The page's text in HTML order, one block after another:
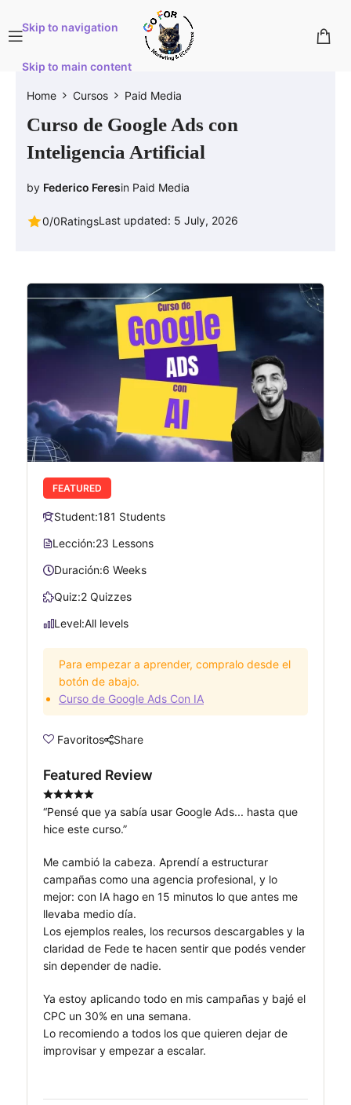
Skip to navigation
Skip to main content
Home Cursos Paid Media
Curso de Google Ads con
Inteligencia Artificial
by Federico Feresin Paid Media
0/0RatingsLast updated: 5 July, 2026
FEATURED
Student:181 Students
Lección:23 Lessons
Duración:6 Weeks
Quiz:2 Quizzes
Level:All levels
Para empezar a aprender, compralo desde el
botón de abajo.
Curso de Google Ads Con IA
Favoritos Share
Featured Review
“Pensé que ya sabía usar Google Ads... hasta que
hice este curso.”
Me cambió la cabeza. Aprendí a estructurar
campañas como una agencia profesional, y lo
mejor: con IA hago en 15 minutos lo que antes me
llevaba medio día.
Los ejemplos reales, los recursos descargables y la
claridad de Fede te hacen sentir que podés vender
sin depender de nadie.
Ya estoy aplicando todo en mis campañas y bajé el
CPC un 30% en una semana.
Lo recomiendo a todos los que quieren dejar de
improvisar y empezar a escalar.